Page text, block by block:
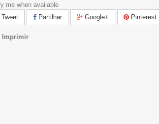
me when available
Tweet
Partilhar Google+ Pinterest
Imprimir